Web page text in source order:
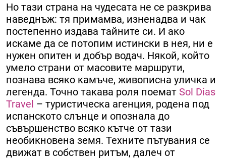
Но тази страна на чудесата не се разкрива
наведнъж: тя примамва, изненадва и чак
постепенно издава тайните си. И ако
искаме да се потопим истински в нея, ни е
нужен опитен и добър водач. Някой, който
умело страни от масовите маршрути,
познава всяко камъче, живописна уличка и
легенда. Точно такава роля поемат Sol Dias
Travel – туристическа агенция, родена под
испанското слънце и опознала до
съвършенство всяко кътче от тази
необикновена земя. Техните пътувания се
движат в собствен ритъм, далеч от